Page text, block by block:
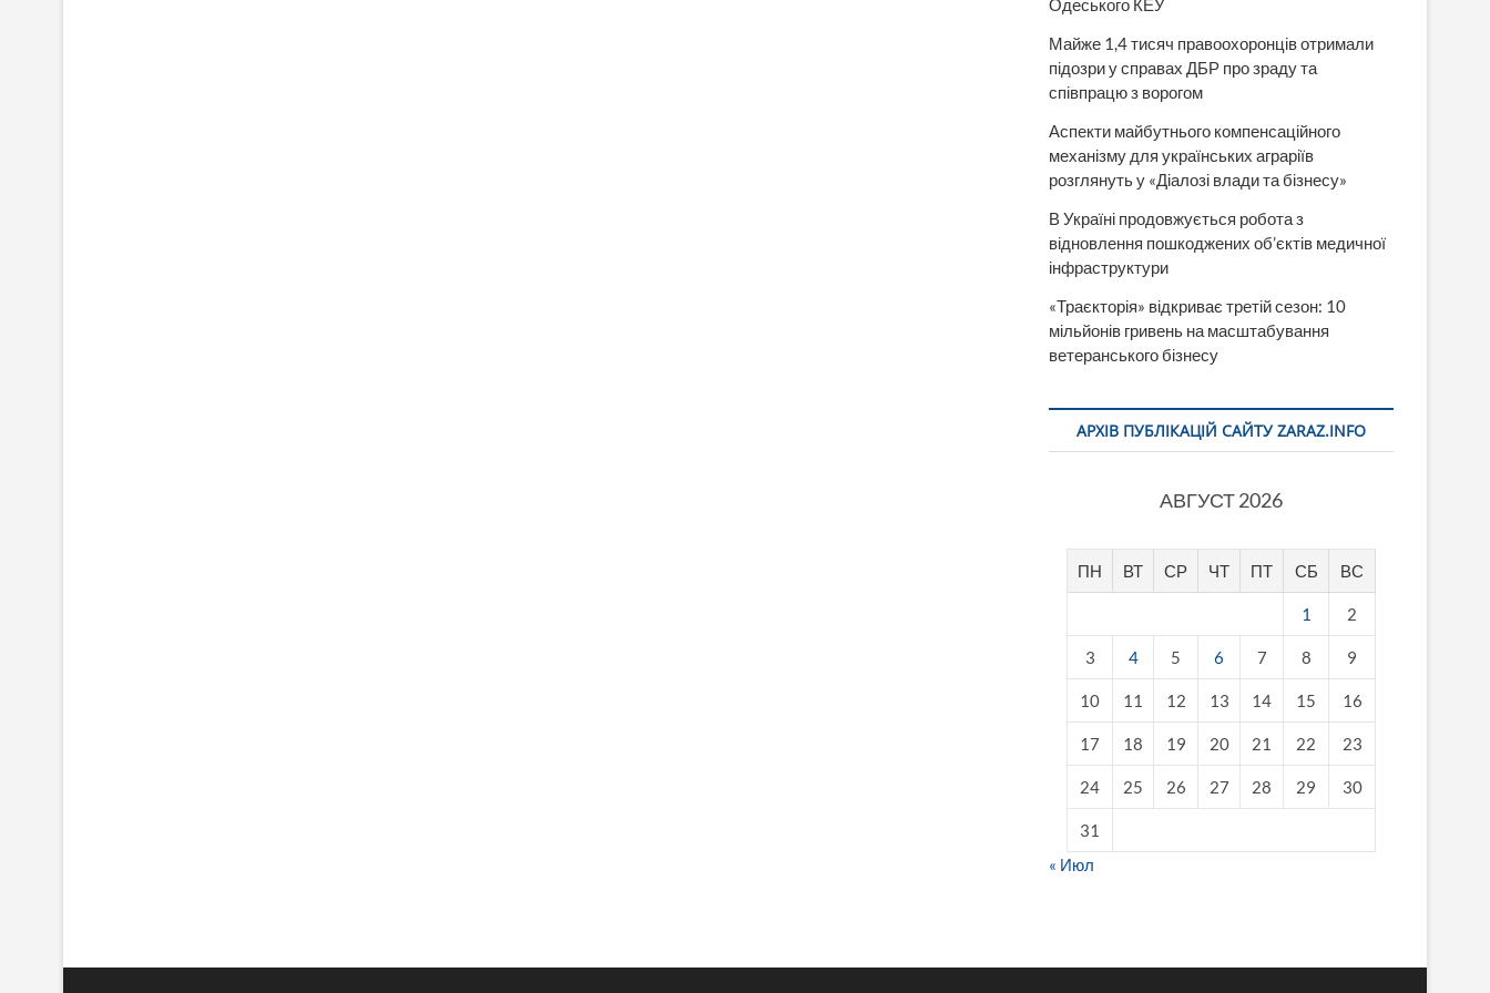
Одеського КЕУ
Майже 1,4 тисяч правоохоронців отримали
підозри у справах ДБР про зраду та
співпрацю з ворогом
Аспекти майбутнього компенсаційного
механізму для українських аграріїв
розглянуть у «Діалозі влади та бізнесу»
В Україні продовжується робота з
відновлення пошкоджених об’єктів медичної
інфраструктури
«Траєкторія» відкриває третій сезон: 10
мільйонів гривень на масштабування
ветеранського бізнесу
АРХІВ ПУБЛІКАЦІЙ САЙТУ ZARAZ.INFO
АВГУСТ 2026
ПН ВТ СР ЧТ ПТ СБ ВС
1 2
3 4 5 6 7 8 9
10 11 12 13 14 15 16
17 18 19 20 21 22 23
24 25 26 27 28 29 30
31
« Июл